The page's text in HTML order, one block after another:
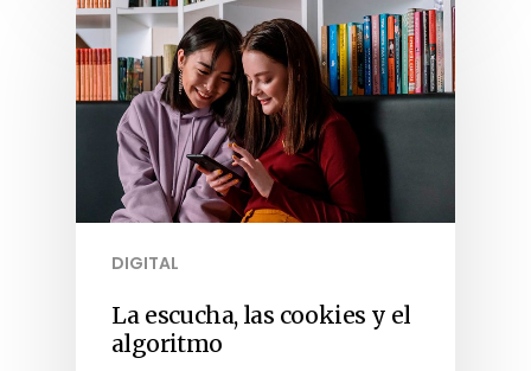
DIGITAL
La escucha, las cookies y el
algoritmo